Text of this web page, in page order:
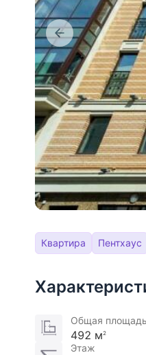
Квартира Пентхаус
Общая площадь
492 м 2
Этаж